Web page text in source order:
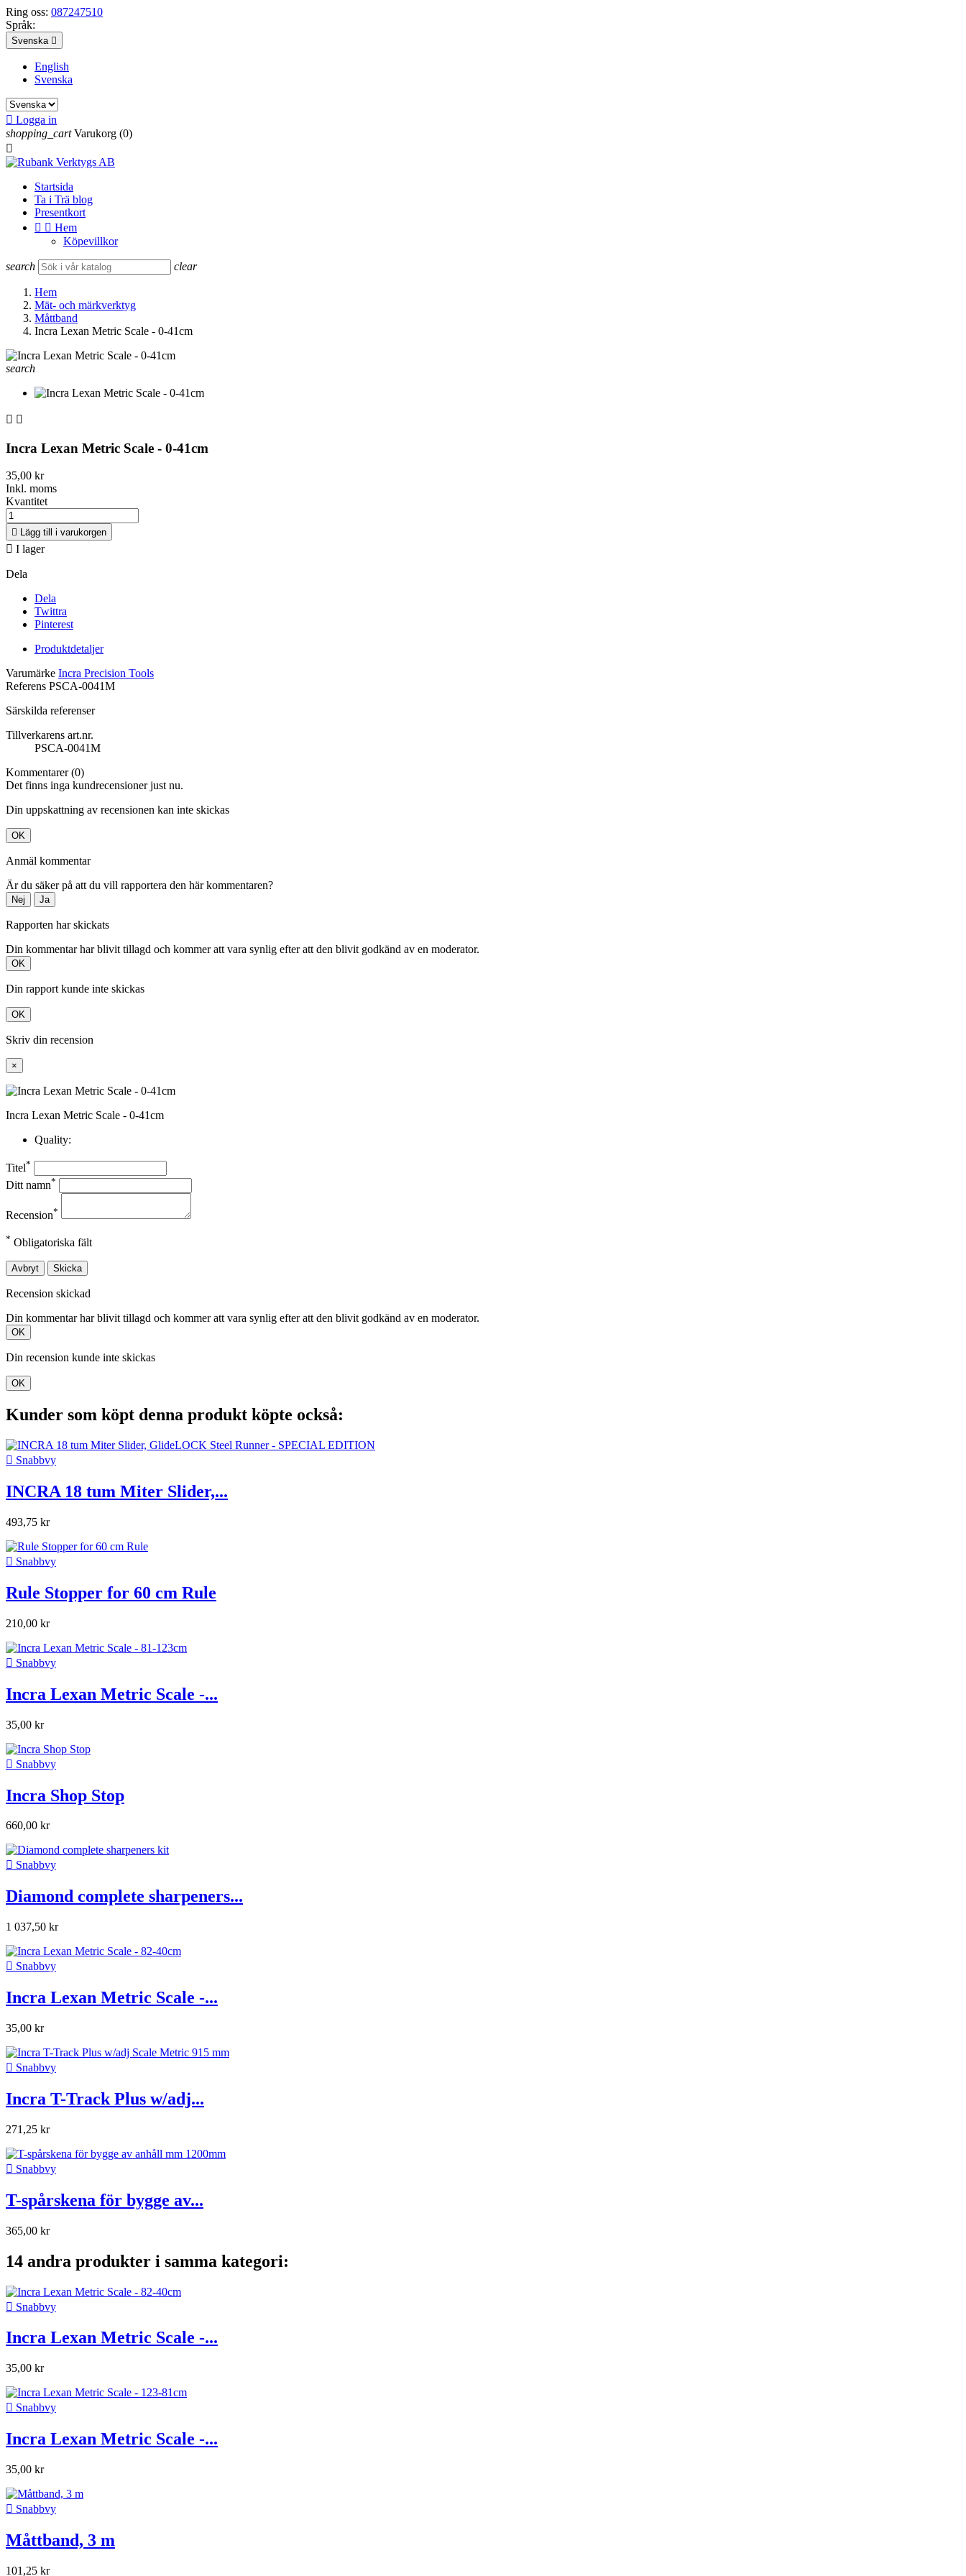
Ring oss: 087247510
Språk:
Svenska 
English
Svenska
 Logga in
shopping_cart Varukorg (0)

Startsida
Ta i Trä blog
Presentkort
  Hem
Köpevillkor
search clear
Hem
Mät- och märkverktyg
Måttband
Incra Lexan Metric Scale - 0-41cm
search
 
Incra Lexan Metric Scale - 0-41cm
35,00 kr
Inkl. moms
Kvantitet
 Lägg till i varukorgen
 I lager
Dela
Dela
Twittra
Pinterest
Produktdetaljer
Varumärke Incra Precision Tools
Referens PSCA-0041M
Särskilda referenser
Tillverkarens art.nr.
PSCA-0041M
Kommentarer (0)
Det finns inga kundrecensioner just nu.
Din uppskattning av recensionen kan inte skickas
OK
Anmäl kommentar
Är du säker på att du vill rapportera den här kommentaren?
Nej Ja
Rapporten har skickats
Din kommentar har blivit tillagd och kommer att vara synlig efter att den blivit godkänd av en moderator.
OK
Din rapport kunde inte skickas
OK
Skriv din recension
×
Incra Lexan Metric Scale - 0-41cm
Quality:
Titel*
Ditt namn*
Recension*
* Obligatoriska fält
Avbryt Skicka
Recension skickad
Din kommentar har blivit tillagd och kommer att vara synlig efter att den blivit godkänd av en moderator.
OK
Din recension kunde inte skickas
OK
Kunder som köpt denna produkt köpte också:
 Snabbvy
INCRA 18 tum Miter Slider,...
493,75 kr
 Snabbvy
Rule Stopper for 60 cm Rule
210,00 kr
 Snabbvy
Incra Lexan Metric Scale -...
35,00 kr
 Snabbvy
Incra Shop Stop
660,00 kr
 Snabbvy
Diamond complete sharpeners...
1 037,50 kr
 Snabbvy
Incra Lexan Metric Scale -...
35,00 kr
 Snabbvy
Incra T-Track Plus w/adj...
271,25 kr
 Snabbvy
T-spårskena för bygge av...
365,00 kr
14 andra produkter i samma kategori:
 Snabbvy
Incra Lexan Metric Scale -...
35,00 kr
 Snabbvy
Incra Lexan Metric Scale -...
35,00 kr
 Snabbvy
Måttband, 3 m
101,25 kr